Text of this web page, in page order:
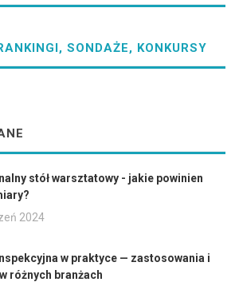
SONDAŻE, KONKURSY
stół warsztatowy - jakie powinien
2024
w praktyce — zastosowania i
różnych branżach